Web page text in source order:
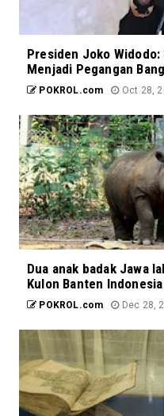
Presiden Joko Widodo:
Menjadi Pegangan
POKROL.com Oct 28,
Dua anak badak Jawa
Kulon Banten Indonesia
POKROL.com Dec 28,